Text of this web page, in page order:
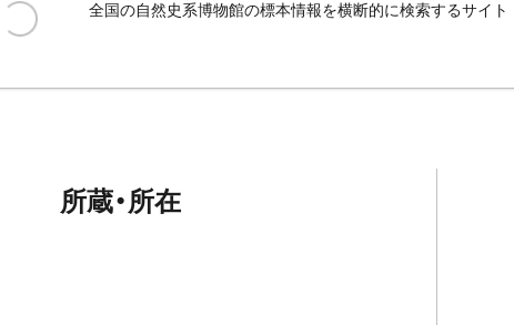
全国の自然史系博物館の標本情報を横断的に検索するサイト
所蔵・所在